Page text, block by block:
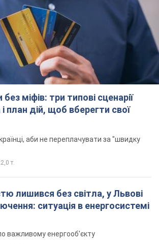
міфів: три типові сценарії
план дій, щоб вберегти свої
аби не переплачувати за "швидку
т.
лишився без світла, у Львові
ситуація в енергосистемі
важливому енергооб'єкту